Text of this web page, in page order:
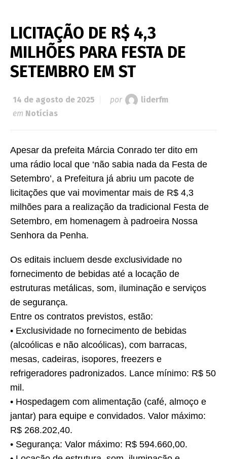
LICITAÇÃO DE R$ 4,3
MILHÕES PARA FESTA DE
SETEMBRO EM ST
14 de agosto de 2025 por
liderfm
em Notícias
Apesar da prefeita Márcia Conrado ter dito em
uma rádio local que ‘não sabia nada da Festa de
Setembro’, a Prefeitura já abriu um pacote de
licitações que vai movimentar mais de R$ 4,3
milhões para a realização da tradicional Festa de
Setembro, em homenagem à padroeira Nossa
Senhora da Penha.
Os editais incluem desde exclusividade no
fornecimento de bebidas até a locação de
estruturas metálicas, som, iluminação e serviços
de segurança.
Entre os contratos previstos, estão:
• Exclusividade no fornecimento de bebidas
(alcoólicas e não alcoólicas), com barracas,
mesas, cadeiras, isopores, freezers e
refrigeradores padronizados. Lance mínimo: R$ 50
mil.
• Hospedagem com alimentação (café, almoço e
jantar) para equipe e convidados. Valor máximo:
R$ 268.202,40.
• Segurança: Valor máximo: R$ 594.660,00.